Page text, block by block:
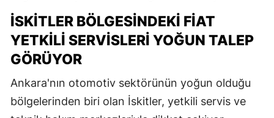
İSKITLER BÖLGESINDEKI FIAT
YETKILI SERVISLERI YOĞUN TALEP
GÖRÜYOR
Ankara'nın otomotiv sektörünün yoğun olduğu
bölgelerinden biri olan İskitler, yetkili servis ve